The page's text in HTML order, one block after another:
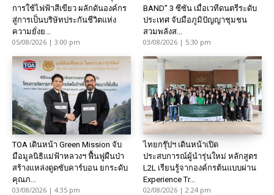
การใช้ไฟฟ้าสีเขียว ผลักดันองค์กร
สู่การเป็นบริษัทประกันชีวิตแห่ง
ความยั่งย...
05/08/2026 | 3:00 pm
BAND” 3 ซีซัน เมื่อเวทีดนตรีระดับ
ประเทศ จับมือภูมิปัญญาชุมชน
สวมพลังส...
03/08/2026 | 5:30 pm
TOA เดินหน้า Green Mission จับ
มือมูลนิธิแม่ฟ้าหลวงฯ ฟื้นฟูผืนป่า
สร้างแหล่งดูดซับคาร์บอน ยกระดับ
คุณภ...
03/08/2026 | 4:35 pm
ไทยกรุ๊ปฯ เดินหน้าเปิด
ประสบการณ์ผู้นำรุ่นใหม่ หลักสูตร
L2L เรียนรู้จากองค์กรต้นแบบผ่าน
Experience Tr...
02/08/2026 | 2:24 pm